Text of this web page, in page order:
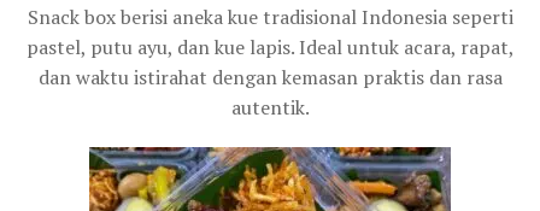
Snack box berisi aneka kue tradisional Indonesia seperti
pastel, putu ayu, dan kue lapis. Ideal untuk acara, rapat,
dan waktu istirahat dengan kemasan praktis dan rasa
autentik.